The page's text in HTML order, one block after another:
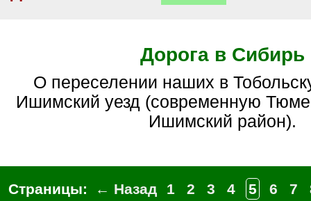
Дорога в Сибирь
О переселении наших в Тобольскую губернию
Ишимский уезд (современную
Ишимский район).
Страницы: ← Назад 1 2 3 4 5 6 7